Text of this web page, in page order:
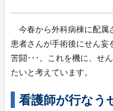
今春から外科病棟に配属
患者さんが手術後にせん
苦闘･･･。これを機に、せ
たいと考えています。
看護師が行なう